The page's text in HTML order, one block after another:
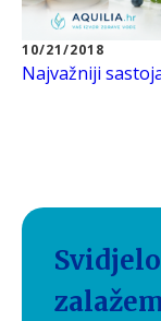
10/21/2018
Najvažniji